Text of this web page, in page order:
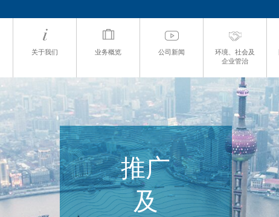
关于我们 业务概览 公司新闻
环境、社会及
企业管治
推广
及